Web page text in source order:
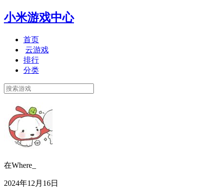
小米游戏中心
首页
云游戏
排行
分类
在Where_
2024年12月16日